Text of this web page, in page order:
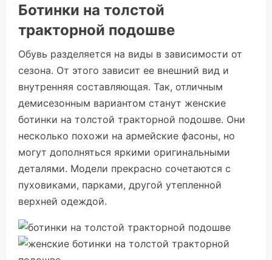
Ботинки на толстой
тракторной подошве
Обувь разделяется на виды в зависимости от
сезона. От этого зависит ее внешний вид и
внутренняя составляющая. Так, отличным
демисезонным вариантом станут женские
ботинки на толстой тракторной подошве. Они
несколько похожи на армейские фасоны, но
могут дополняться яркими оригинальными
деталями. Модели прекрасно сочетаются с
пуховиками, парками, другой утепленной
верхней одеждой.